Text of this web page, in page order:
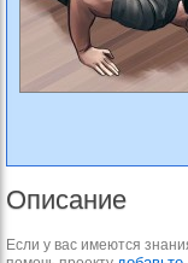
Описание
Если у вас имеются